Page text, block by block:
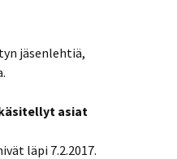
jäsenlehtiä,
asiat
läpi 7.2.2017.